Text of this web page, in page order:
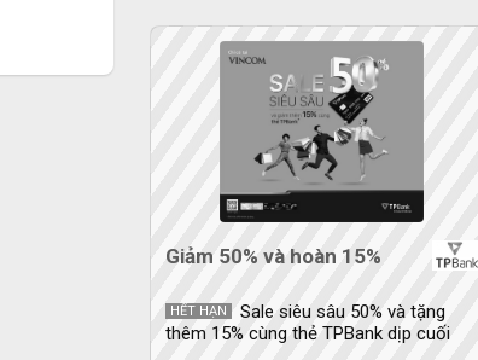
Giảm 50% và hoàn 15%
HẾT HẠN
Sale siêu sâu 50% và tặng
thêm 15% cùng thẻ TPBank dịp cuối